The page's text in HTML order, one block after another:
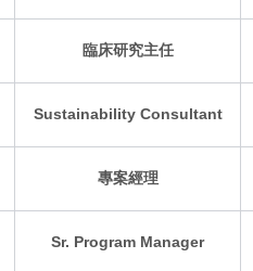
臨床研究主任
Sustainability Consultant
專案經理
Sr. Program Manager